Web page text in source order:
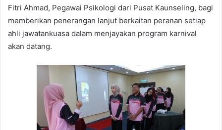
Fitri Ahmad, Pegawai Psikologi dari Pusat Kaunseling, bagi
memberikan penerangan lanjut berkaitan peranan setiap
ahli jawatankuasa dalam menjayakan program karnival
akan datang.